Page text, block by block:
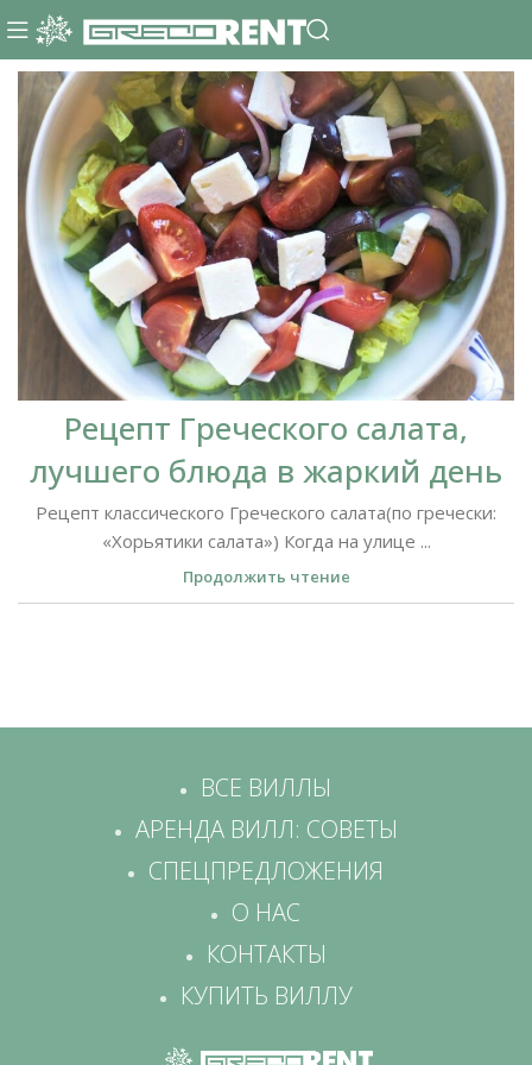
Рецепт Греческого салата,
лучшего блюда в жаркий день
Рецепт классического Греческого салата(по гречески:
«Хорьятики салата») Когда на улице ...
Продолжить чтение
ВСЕ ВИЛЛЫ
АРЕНДА ВИЛЛ: СОВЕТЫ
СПЕЦПРЕДЛОЖЕНИЯ
О НАС
КОНТАКТЫ
КУПИТЬ ВИЛЛУ